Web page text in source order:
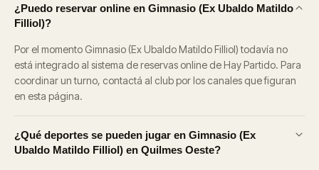
¿Puedo reservar online en Gimnasio (Ex Ubaldo Matildo
Filliol)?
Por el momento Gimnasio (Ex Ubaldo Matildo Filliol) todavía no
está integrado al sistema de reservas online de Hay Partido. Para
coordinar un turno, contactá al club por los canales que figuran
en esta página.
¿Qué deportes se pueden jugar en Gimnasio (Ex
Ubaldo Matildo Filliol) en Quilmes Oeste?